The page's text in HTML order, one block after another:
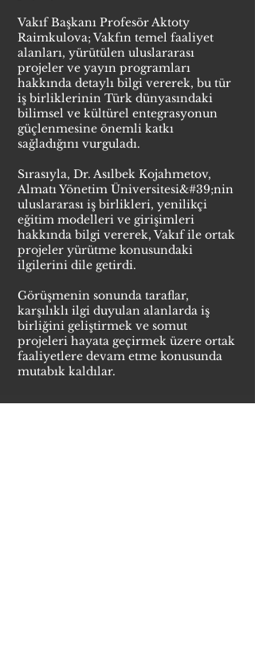
Vakıf Başkanı Profesör Aktoty
Raimkulova; Vakfın temel faaliyet
alanları, yürütülen uluslararası
projeler ve yayın programları
hakkında detaylı bilgi vererek, bu tür
iş birliklerinin Türk dünyasındaki
bilimsel ve kültürel entegrasyonun
güçlenmesine önemli katkı
sağladığını vurguladı.
Sırasıyla, Dr. Asılbek Kojahmetov,
Almatı Yönetim Üniversitesi&#39;nin
uluslararası iş birlikleri, yenilikçi
eğitim modelleri ve girişimleri
hakkında bilgi vererek, Vakıf ile ortak
projeler yürütme konusundaki
ilgilerini dile getirdi.
Görüşmenin sonunda taraflar,
karşılıklı ilgi duyulan alanlarda iş
birliğini geliştirmek ve somut
projeleri hayata geçirmek üzere ortak
faaliyetlere devam etme konusunda
mutabık kaldılar.